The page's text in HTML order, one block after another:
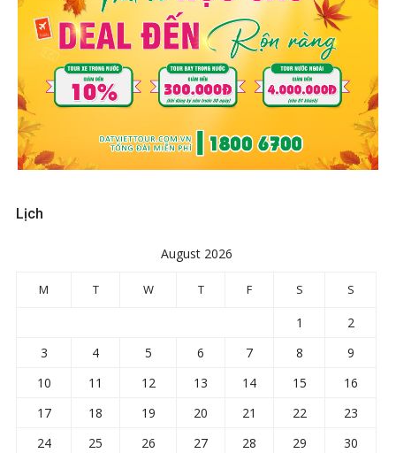
Lịch
August 2026
M T W T F S S
1
2
3
4 5 6 7 8
9
10
11 12 13 14 15
16
17
18 19 20 21 22
23
24
25 26 27 28 29
30